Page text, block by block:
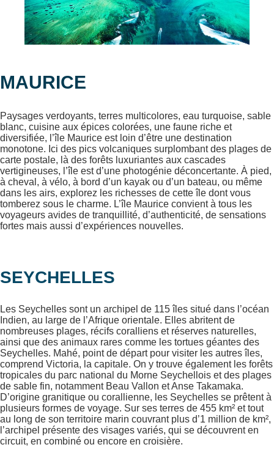
MAURICE
Paysages verdoyants, terres multicolores, eau turquoise, sable
blanc, cuisine aux épices colorées, une faune riche et
diversifiée, l’île Maurice est loin d’être une destination
monotone. Ici des pics volcaniques surplombant des plages de
carte postale, là des forêts luxuriantes aux cascades
vertigineuses, l’île est d’une photogénie déconcertante. À pied,
à cheval, à vélo, à bord d’un kayak ou d’un bateau, ou même
dans les airs, explorez les richesses de cette île dont vous
tomberez sous le charme. L’île Maurice convient à tous les
voyageurs avides de tranquillité, d’authenticité, de sensations
fortes mais aussi d’expériences nouvelles.
SEYCHELLES
Les Seychelles sont un archipel de 115 îles situé dans l’océan
Indien, au large de l’Afrique orientale. Elles abritent de
nombreuses plages, récifs coralliens et réserves naturelles,
ainsi que des animaux rares comme les tortues géantes des
Seychelles. Mahé, point de départ pour visiter les autres îles,
comprend Victoria, la capitale. On y trouve également les forêts
tropicales du parc national du Morne Seychellois et des plages
de sable fin, notamment Beau Vallon et Anse Takamaka.
D’origine granitique ou corallienne, les Seychelles se prêtent à
plusieurs formes de voyage. Sur ses terres de 455 km² et tout
au long de son territoire marin couvrant plus d’1 million de km²,
l’archipel présente des visages variés, qui se découvrent en
circuit, en combiné ou encore en croisière.